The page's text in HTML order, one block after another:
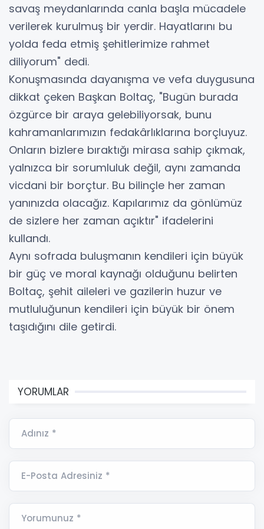
savaş meydanlarında canla başla mücadele
verilerek kurulmuş bir yerdir. Hayatlarını bu
yolda feda etmiş şehitlerimize rahmet
diliyorum" dedi.
Konuşmasında dayanışma ve vefa duygusuna
dikkat çeken Başkan Boltaç, "Bugün burada
özgürce bir araya gelebiliyorsak, bunu
kahramanlarımızın fedakârlıklarına borçluyuz.
Onların bizlere bıraktığı mirasa sahip çıkmak,
yalnızca bir sorumluluk değil, aynı zamanda
vicdani bir borçtur. Bu bilinçle her zaman
yanınızda olacağız. Kapılarımız da gönlümüz
de sizlere her zaman açıktır" ifadelerini
kullandı.
Aynı sofrada buluşmanın kendileri için büyük
bir güç ve moral kaynağı olduğunu belirten
Boltaç, şehit aileleri ve gazilerin huzur ve
mutluluğunun kendileri için büyük bir önem
taşıdığını dile getirdi.
YORUMLAR
Adınız *
E-Posta Adresiniz *
Yorumunuz *